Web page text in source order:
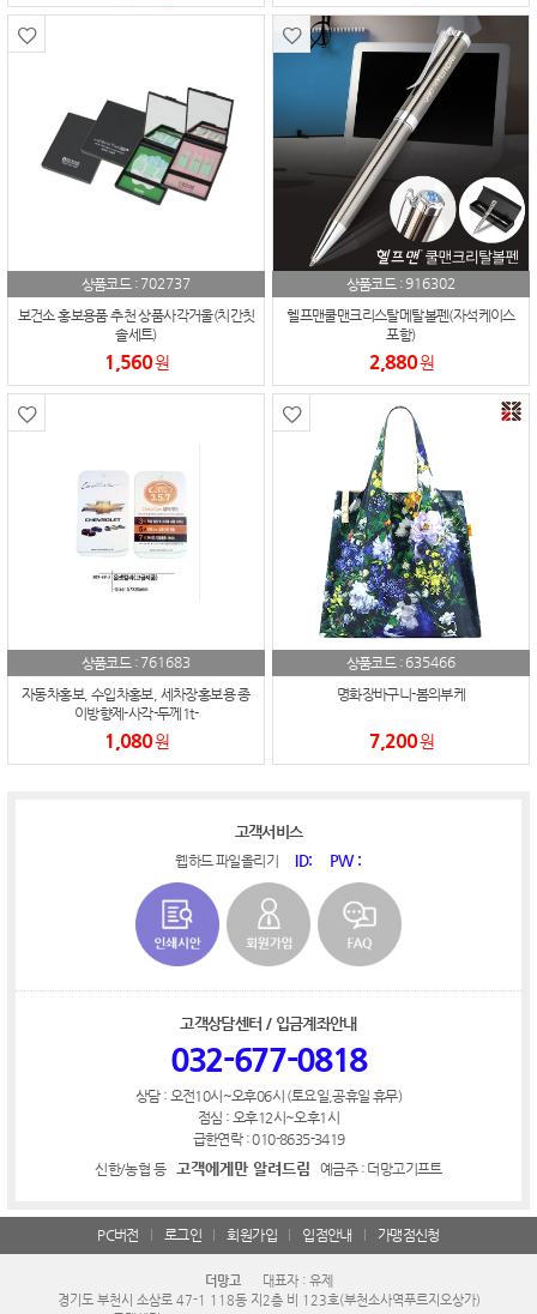
상품코드 : 702737
보건소 홍보용품 추천 상품사각거울(치간칫
솔세트)
1,560원
상품코드 :916302
헬프맨쿨맨크리스탈메탈볼펜(자석케이스
포함)
2,880원
상품코드 : 761683
자동차홍보, 수입차홍보, 세차장홍보용 종
이방향제-사각-두께1t-
1,080원
상품코드 : 635466
명화장바구니-봄의부케
7,200원
고객서비스
웹하드 파일올리기 ID: PW :
고객상담센터 / 입금계좌안내
032-677-0818
상담 : 오전10시~오후06시 (토요일,공휴일 휴무)
점심 : 오후12시~오후1시
급한연락 : 010-8635-3419
신한/농협 등 고객에게만 알려드림 예금주 : 더망고기프트
PC버전 로그인 회원가입 입점안내 가맹점신청
더망고
대표자 : 유제
경기도 부천시 소삼로 47-1 118동 지2층 비 123호(부천소사역푸르지오상가)